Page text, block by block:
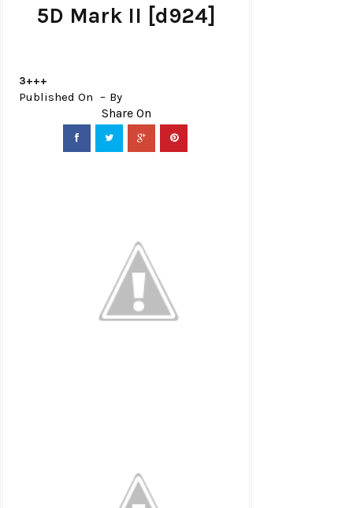
5D Mark II [d924]
3+++
Published On By